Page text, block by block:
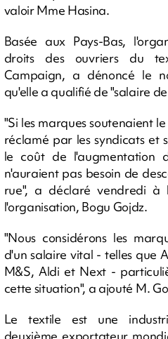
valoir Mme Hasina.
Basée aux Pays-Bas,
droits des ouvriers du
Campaign, a dénoncé le
qu'elle a qualifié de "salaire
"Si les marques soutenaient
réclamé par les syndicats et
le coût de l'augmentation
n'auraient pas besoin de
rue", a déclaré vendredi à
l'organisation, Bogu Gojdz.
"Nous considérons les
d'un salaire vital - telles que
M&S, Aldi et Next -
cette situation", a ajouté M.
Le textile est une